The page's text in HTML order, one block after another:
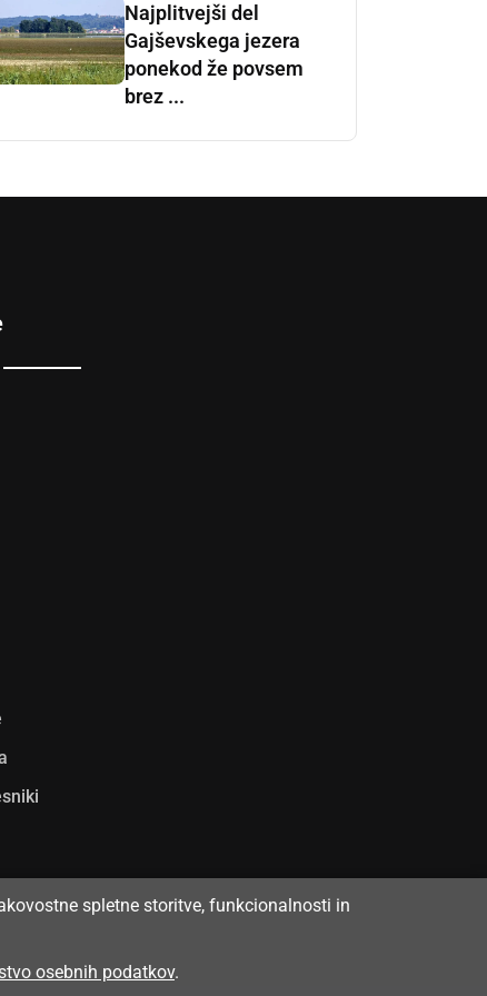
Najplitvejši del
Gajševskega jezera
ponekod že povsem
brez ...
spletne storitve, funkcionalnosti in
osebnih podatkov.